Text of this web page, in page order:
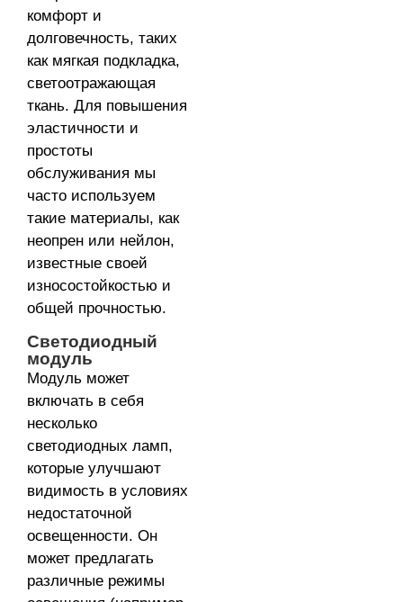
комфорт и
долговечность, таких
как мягкая подкладка,
светоотражающая
ткань. Для повышения
эластичности и
простоты
обслуживания мы
часто используем
такие материалы, как
неопрен или нейлон,
известные своей
износостойкостью и
общей прочностью.
Светодиодный
модуль
Модуль может
включать в себя
несколько
светодиодных ламп,
которые улучшают
видимость в условиях
недостаточной
освещенности. Он
может предлагать
различные режимы